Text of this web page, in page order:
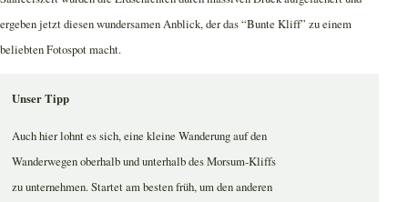
ergeben jetzt diesen wundersamen Anblick, der das “Bunte Kliff” zu einem
beliebten Fotospot macht.
Unser Tipp
Auch hier lohnt es sich, eine kleine Wanderung auf den
Wanderwegen oberhalb und unterhalb des Morsum-Kliffs
zu unternehmen. Startet am besten früh, um den anderen